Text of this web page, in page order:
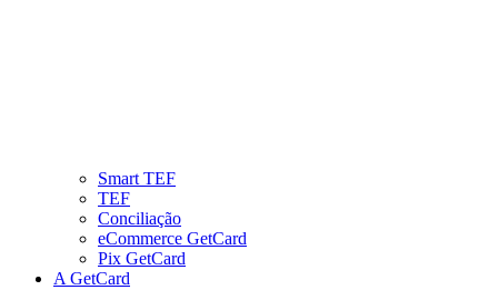
Smart TEF
TEF
Conciliação
eCommerce GetCard
Pix GetCard
A GetCard